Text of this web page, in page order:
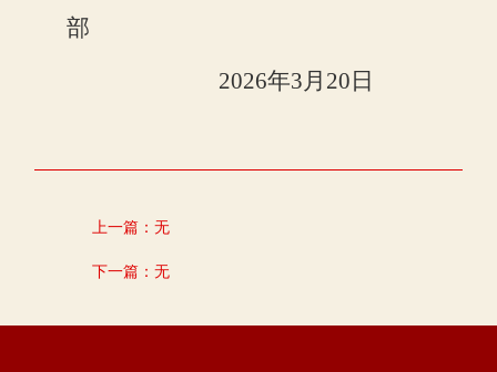
部
2026年3月20日
上一篇：无
下一篇：无